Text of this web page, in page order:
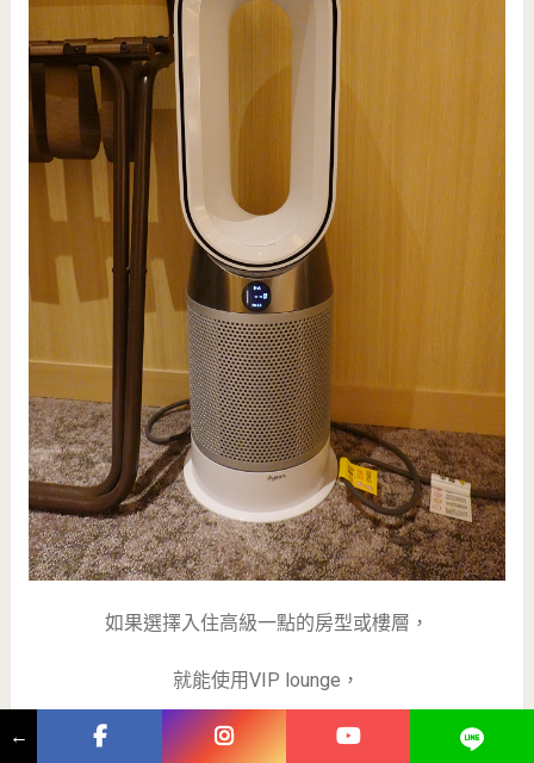
如果選擇入住高級一點的房型或樓層，
就能使用VIP lounge，
拍給大家看內部空間，
←